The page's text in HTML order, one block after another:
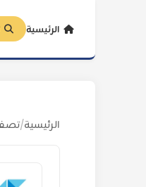
الرئيسية
الرئيسية/